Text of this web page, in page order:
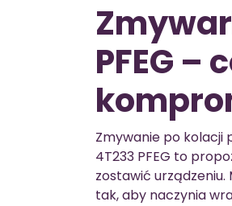
PFEG –
Zmywanie po kolacji
4T233 PFEG to
zostawić
tak, aby naczynia